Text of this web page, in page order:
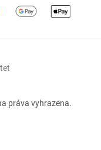
práva vyhrazena.